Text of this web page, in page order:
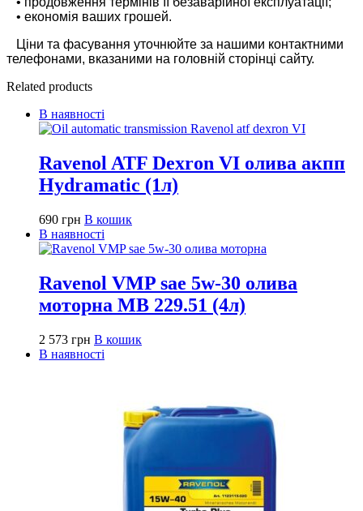
• економія ваших грошей.
Ціни та фасування уточнюйте за нашими контактними
телефонами, вказаними на головній сторінці сайту.
Related products
В наявності
Ravenol ATF Dexron VI олива акпп
Hydramatic (1л)
690 грн В кошик
В наявності
Ravenol VMP sae 5w-30 олива
моторна MB 229.51 (4л)
2 573 грн В кошик
В наявності